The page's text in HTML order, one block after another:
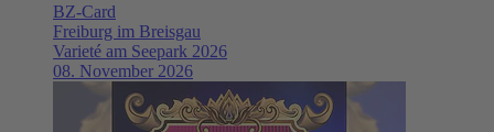
BZ-Card
Freiburg im Breisgau
Varieté am Seepark 2026
08. November 2026